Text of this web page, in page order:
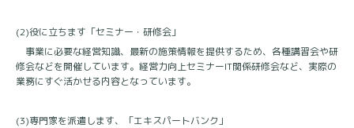
(2)役に立ちます「セミナー・研修会」
事業に必要な経営知識、最新の施策情報を提供するため、各種講習会や研
修会などを開催しています。経営力向上セミナーIT関係研修会など、実際の
業務にすぐ活かせる内容となっています。
(3)専門家を派遣します、「エキスパートバンク」